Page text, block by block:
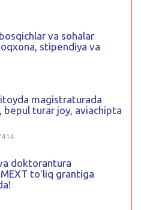
va sohalar
stipendiya va
magistraturada
bepul turar joy, aviachipta
doktorantura
toʻliq grantiga